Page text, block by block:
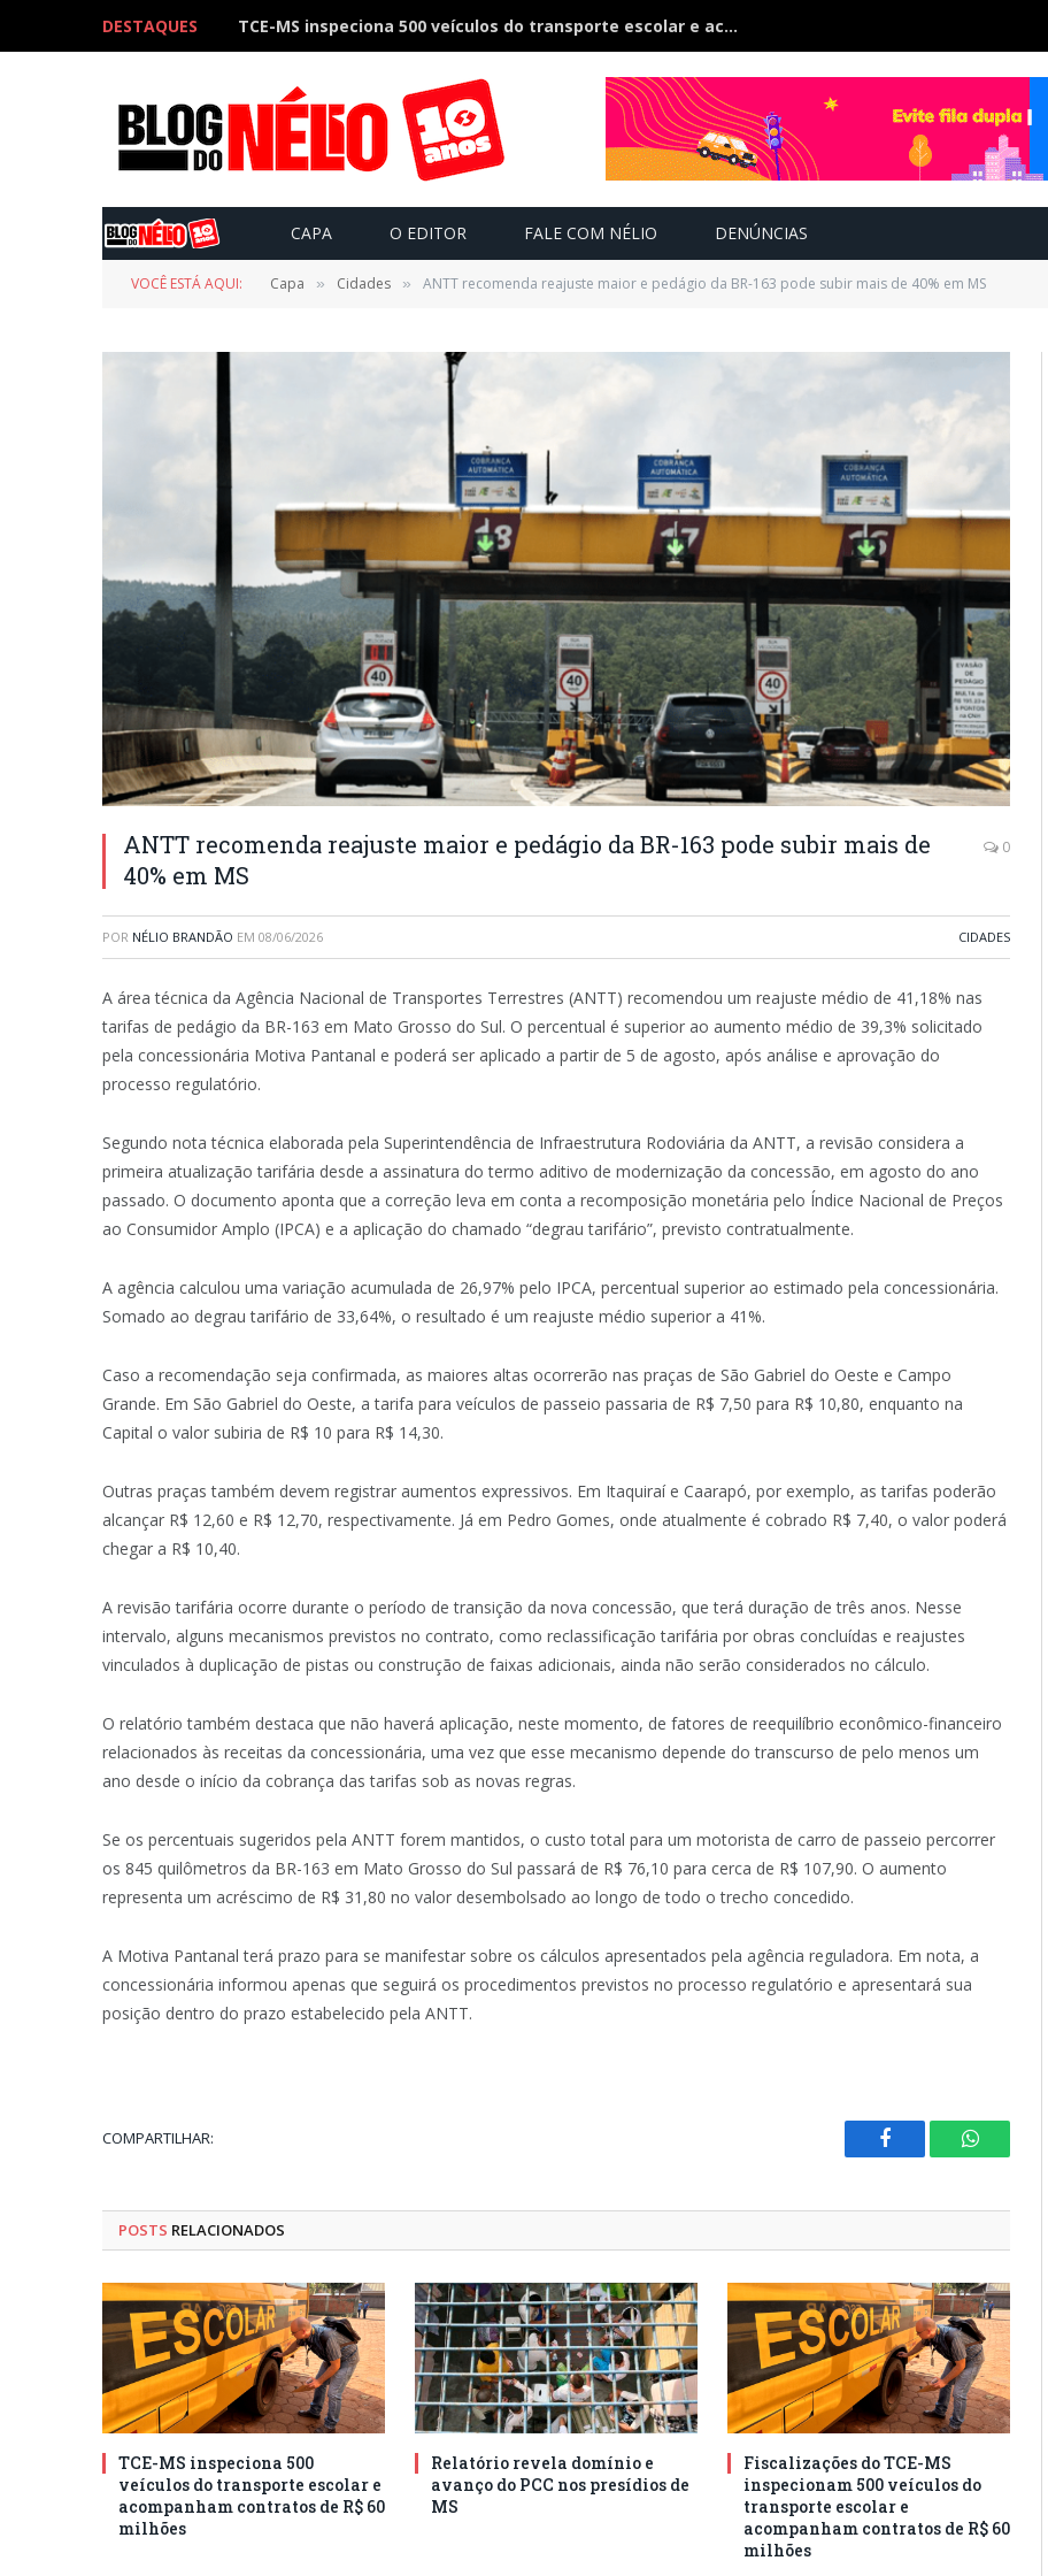
DESTAQUES TCE-MS inspeciona 500 veículos do transporte escolar e acompanham contratos de R$ 60 milhões
CAPA O EDITOR FALE COM NÉLIO DENÚNCIAS
VOCÊ ESTÁ AQUI: Capa » Cidades » ANTT recomenda reajuste maior e pedágio da BR-163 pode subir mais de 40% em MS
ANTT recomenda reajuste maior e pedágio da BR-163 pode subir mais de
40% em MS
0
POR NÉLIO BRANDÃO EM 08/06/2026 CIDADES
A área técnica da Agência Nacional de Transportes Terrestres (ANTT) recomendou um reajuste médio de 41,18% nas
tarifas de pedágio da BR-163 em Mato Grosso do Sul. O percentual é superior ao aumento médio de 39,3% solicitado
pela concessionária Motiva Pantanal e poderá ser aplicado a partir de 5 de agosto, após análise e aprovação do
processo regulatório.
Segundo nota técnica elaborada pela Superintendência de Infraestrutura Rodoviária da ANTT, a revisão considera a
primeira atualização tarifária desde a assinatura do termo aditivo de modernização da concessão, em agosto do ano
passado. O documento aponta que a correção leva em conta a recomposição monetária pelo Índice Nacional de Preços
ao Consumidor Amplo (IPCA) e a aplicação do chamado “degrau tarifário”, previsto contratualmente.
A agência calculou uma variação acumulada de 26,97% pelo IPCA, percentual superior ao estimado pela concessionária.
Somado ao degrau tarifário de 33,64%, o resultado é um reajuste médio superior a 41%.
Caso a recomendação seja confirmada, as maiores altas ocorrerão nas praças de São Gabriel do Oeste e Campo
Grande. Em São Gabriel do Oeste, a tarifa para veículos de passeio passaria de R$ 7,50 para R$ 10,80, enquanto na
Capital o valor subiria de R$ 10 para R$ 14,30.
Outras praças também devem registrar aumentos expressivos. Em Itaquiraí e Caarapó, por exemplo, as tarifas poderão
alcançar R$ 12,60 e R$ 12,70, respectivamente. Já em Pedro Gomes, onde atualmente é cobrado R$ 7,40, o valor poderá
chegar a R$ 10,40.
A revisão tarifária ocorre durante o período de transição da nova concessão, que terá duração de três anos. Nesse
intervalo, alguns mecanismos previstos no contrato, como reclassificação tarifária por obras concluídas e reajustes
vinculados à duplicação de pistas ou construção de faixas adicionais, ainda não serão considerados no cálculo.
O relatório também destaca que não haverá aplicação, neste momento, de fatores de reequilíbrio econômico-financeiro
relacionados às receitas da concessionária, uma vez que esse mecanismo depende do transcurso de pelo menos um
ano desde o início da cobrança das tarifas sob as novas regras.
Se os percentuais sugeridos pela ANTT forem mantidos, o custo total para um motorista de carro de passeio percorrer
os 845 quilômetros da BR-163 em Mato Grosso do Sul passará de R$ 76,10 para cerca de R$ 107,90. O aumento
representa um acréscimo de R$ 31,80 no valor desembolsado ao longo de todo o trecho concedido.
A Motiva Pantanal terá prazo para se manifestar sobre os cálculos apresentados pela agência reguladora. Em nota, a
concessionária informou apenas que seguirá os procedimentos previstos no processo regulatório e apresentará sua
posição dentro do prazo estabelecido pela ANTT.
COMPARTILHAR:
Facebook WhatsApp
POSTS RELACIONADOS
TCE-MS inspeciona 500
veículos do transporte escolar e
acompanham contratos de R$ 60
milhões
Relatório revela domínio e
avanço do PCC nos presídios de
MS
Fiscalizações do TCE-MS
inspecionam 500 veículos do
transporte escolar e
acompanham contratos de R$ 60
milhões